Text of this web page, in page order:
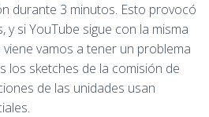
durante 3 minutos. Esto provocó
y si YouTube sigue con la misma
vamos a tener un problema
los sketches de la comisión de
de las unidades usan